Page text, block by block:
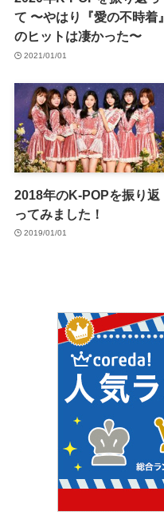
て 〜やはり『愛の不時着』
のヒットは凄かった〜
2021/01/01
2018年のK-POPを振り返
ってみました！
2019/01/01